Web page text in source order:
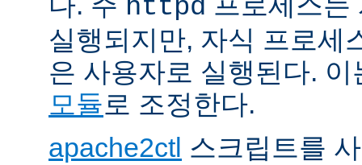
httpd
실행되지만, 자식 프로세
은 사용자로 실행된다.
모듈 로 조정한다.
apache2ctl 스크립트를